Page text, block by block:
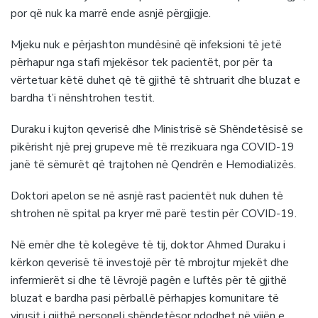
por që nuk ka marrë ende asnjë përgjigje.
Mjeku nuk e përjashton mundësinë që infeksioni të jetë
përhapur nga stafi mjekësor tek pacientët, por për ta
vërtetuar këtë duhet që të gjithë të shtruarit dhe bluzat e
bardha t’i nënshtrohen testit.
Duraku i kujton qeverisë dhe Ministrisë së Shëndetësisë se
pikërisht një prej grupeve më të rrezikuara nga COVID-19
janë të sëmurët që trajtohen në Qendrën e Hemodializës.
Doktori apelon se në asnjë rast pacientët nuk duhen të
shtrohen në spital pa kryer më parë testin për COVID-19.
Në emër dhe të kolegëve të tij, doktor Ahmed Duraku i
kërkon qeverisë të investojë për të mbrojtur mjekët dhe
infermierët si dhe të lëvrojë pagën e luftës për të gjithë
bluzat e bardha pasi përballë përhapjes komunitare të